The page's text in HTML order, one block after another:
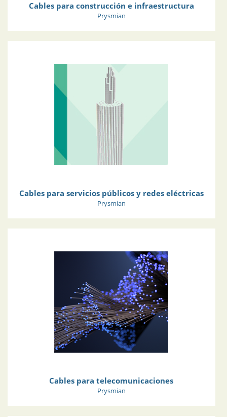
Cables para construcción e infraestructura
Prysmian
Cables para servicios públicos y redes eléctricas
Prysmian
Cables para telecomunicaciones
Prysmian